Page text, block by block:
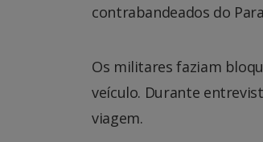
contrabandeados do
Os militares faziam
veículo. Durante
viagem.